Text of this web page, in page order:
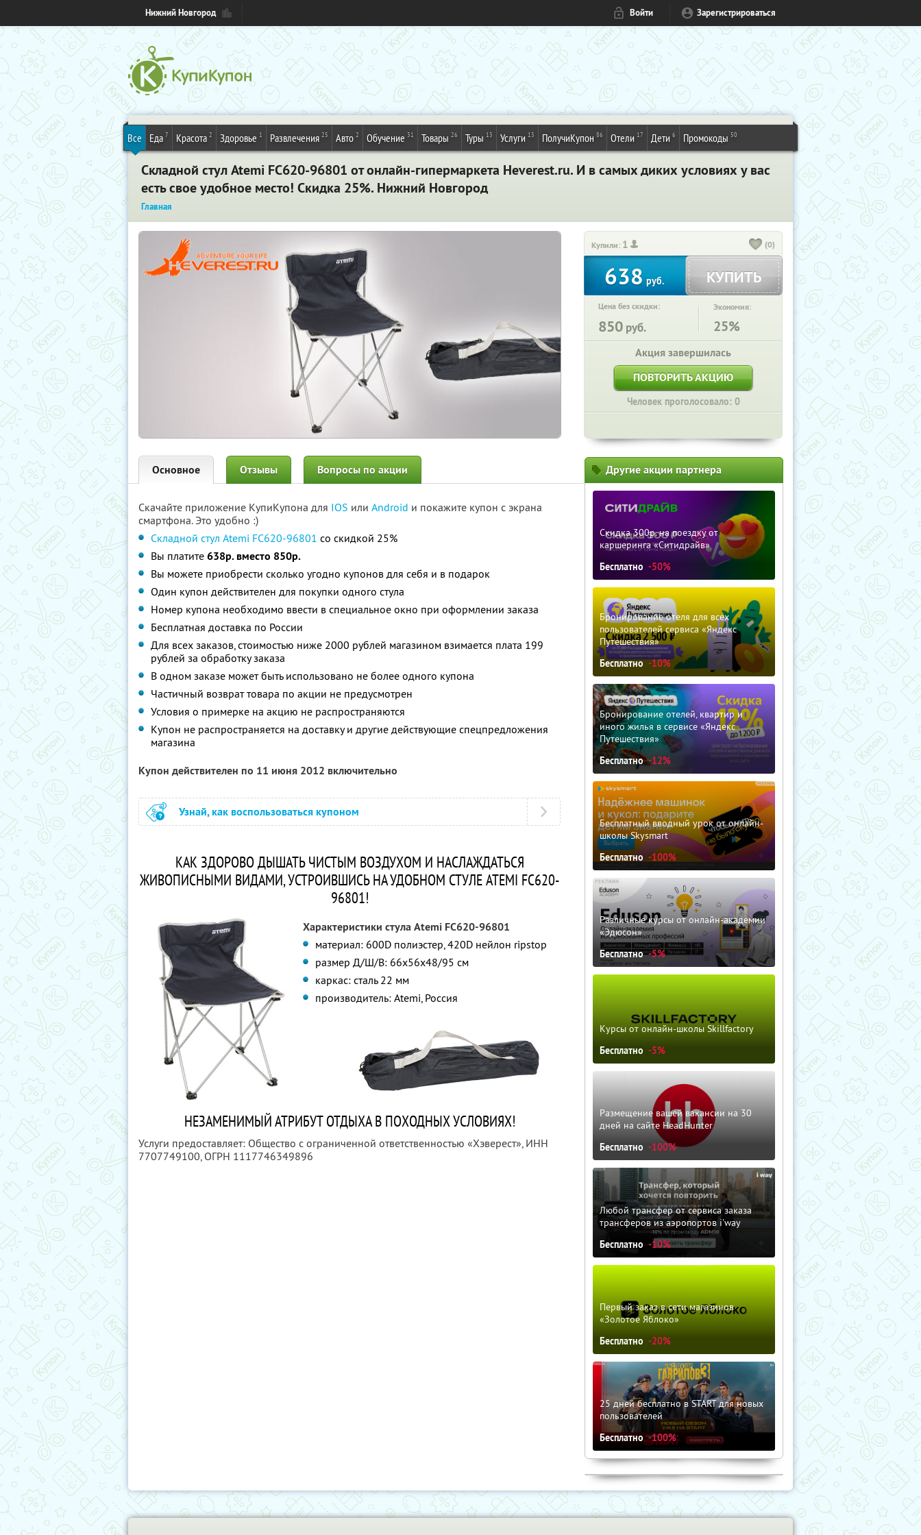
Нижний Новгород Войти Зарегистрироваться
Все Еда 7 Красота 2 Здоровье 1 Развлечения 25 Авто 2 Обучение 31 Товары 26 Туры 13 Услуги 13 ПолучиКупон 86 Отели 17 Дети 6 Промокоды 50
Складной стул Atemi FC620-96801 от онлайн-гипермаркета Heverest.ru. И в самых диких условиях у вас
есть свое удобное место! Скидка 25%. Нижний Новгород
Главная
Купили: 1 (0)
638 руб. КУПИТЬ
Цена без скидки:
850 руб.
Экономия:
25%
Акция завершилась
ПОВТОРИТЬ АКЦИЮ
Человек проголосовало: 0
Основное Отзывы Вопросы по акции
Скачайте приложение КупиКупона для IOS или Android и покажите купон с экрана
смартфона. Это удобно :)
Складной стул Atemi FC620-96801 со скидкой 25%
Вы платите 638р. вместо 850р.
Вы можете приобрести сколько угодно купонов для себя и в подарок
Один купон действителен для покупки одного стула
Номер купона необходимо ввести в специальное окно при оформлении заказа
Бесплатная доставка по России
Для всех заказов, стоимостью ниже 2000 рублей магазином взимается плата 199
рублей за обработку заказа
В одном заказе может быть использовано не более одного купона
Частичный возврат товара по акции не предусмотрен
Условия о примерке на акцию не распространяются
Купон не распространяется на доставку и другие действующие спецпредложения
магазина
Купон действителен по 11 июня 2012 включительно
Узнай, как воспользоваться купоном
КАК ЗДОРОВО ДЫШАТЬ ЧИСТЫМ ВОЗДУХОМ И НАСЛАЖДАТЬСЯ
ЖИВОПИСНЫМИ ВИДАМИ, УСТРОИВШИСЬ НА УДОБНОМ СТУЛЕ ATEMI FC620-
96801!
Характеристики стула Atemi FC620-96801
материал: 600D полиэстер, 420D нейлон ripstop
размер Д/Ш/В: 66х56х48/95 см
каркас: сталь 22 мм
производитель: Atemi, Россия
НЕЗАМЕНИМЫЙ АТРИБУТ ОТДЫХА В ПОХОДНЫХ УСЛОВИЯХ!
Услуги предоставляет: Общество с ограниченной ответственностью «Хэверест», ИНН
7707749100, ОГРН 1117746349896
Другие акции партнера
Скидка 300р. на поездку от
каршеринга «Ситидрайв»
Бесплатно -50%
Бронирование отеля для всех
пользователей сервиса «Яндекс
Путешествия»
Бесплатно -10%
Бронирование отелей, квартир и
иного жилья в сервисе «Яндекс
Путешествия»
Бесплатно -12%
Бесплатный вводный урок от онлайн-
школы Skysmart
Бесплатно -100%
Различные курсы от онлайн-академии
«Эдюсон»
Бесплатно -5%
Курсы от онлайн-школы Skillfactory
Бесплатно -5%
Размещение вашей вакансии на 30
дней на сайте HeadHunter
Бесплатно -100%
Любой трансфер от сервиса заказа
трансферов из аэропортов i'way
Бесплатно -10%
Первый заказ в сети магазинов
«Золотое Яблоко»
Бесплатно -20%
25 дней бесплатно в START для новых
пользователей
Бесплатно -100%